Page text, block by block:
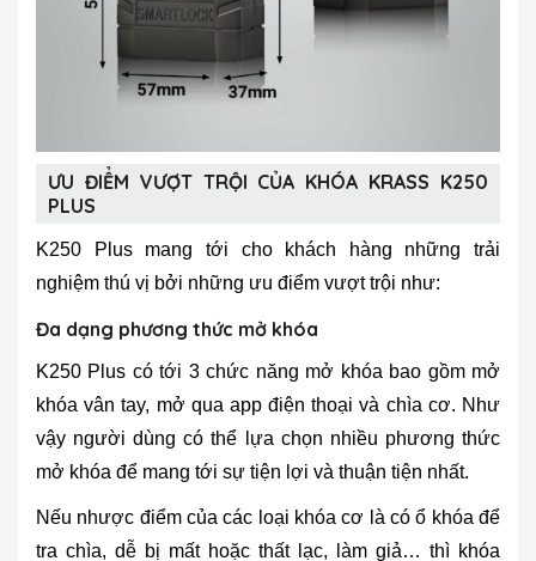
ƯU ĐIỂM VƯỢT TRỘI CỦA KHÓA KRASS K250
PLUS
K250 Plus mang tới cho khách hàng những trải
nghiệm thú vị bởi những ưu điểm vượt trội như:
Đa dạng phương thức mở khóa
K250 Plus có tới 3 chức năng mở khóa bao gồm mở
khóa vân tay, mở qua app điện thoại và chìa cơ. Như
vậy người dùng có thể lựa chọn nhiều phương thức
mở khóa để mang tới sự tiện lợi và thuận tiện nhất.
Nếu nhược điểm của các loại khóa cơ là có ổ khóa để
tra chìa, dễ bị mất hoặc thất lạc, làm giả… thì khóa